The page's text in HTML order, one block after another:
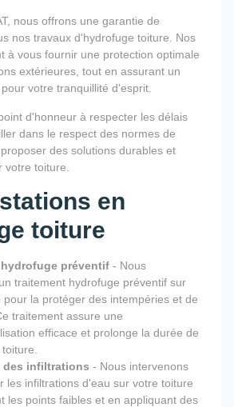
nous offrons une garantie de
nos travaux d'hydrofuge toiture. Nos
à vous fournir une protection optimale
extérieures, tout en assurant un
votre tranquillité d'esprit.
d'honneur à respecter les délais
dans le respect des normes de
des solutions durables et
votre toiture.
en
toiture
préventif - Nous
traitement hydrofuge préventif sur
pour la protéger des intempéries et de
traitement assure une
efficace et prolonge la durée de
des infiltrations - Nous intervenons
les infiltrations d'eau sur votre toiture
les points faibles et en appliquant des